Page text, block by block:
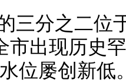
三分之二位
市出现历史
位屡创新低